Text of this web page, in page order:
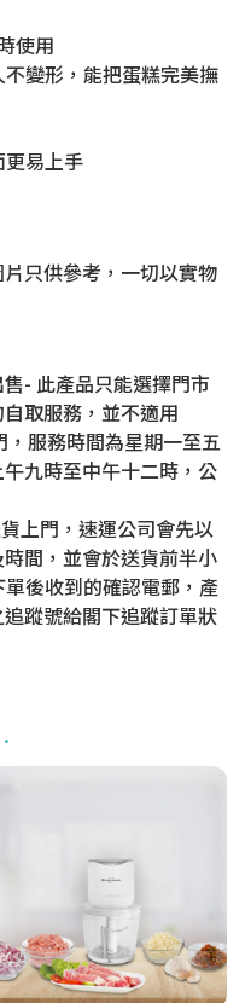
使用
變形，能把蛋糕完美撫
更易上手
只供參考，一切以實物
- 此產品只能選擇門市
取服務，並不適用
，服務時間為星期一至五
九時至中午十二時，公
上門，速運公司會先以
間，並會於送貨前半小
後收到的確認電郵，產
蹤號給閣下追蹤訂單狀